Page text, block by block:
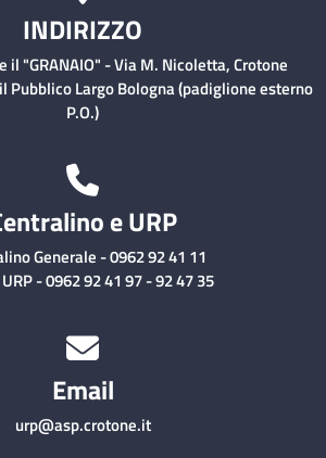
INDIRIZZO
il "GRANAIO" - Via M. Nicoletta, Crotone
Pubblico Largo Bologna (padiglione esterno
P.O.)
e URP
Generale - 0962 92 41 11
- 0962 92 41 97 - 92 47 35
Email
urp@asp.crotone.it